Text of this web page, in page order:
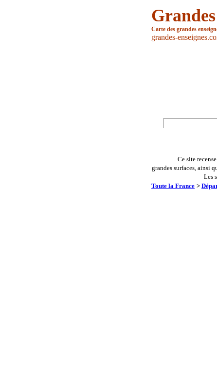
Carte des grandes
grandes-
Ce site recense
grandes surfaces, ainsi
Les
Toute la France >